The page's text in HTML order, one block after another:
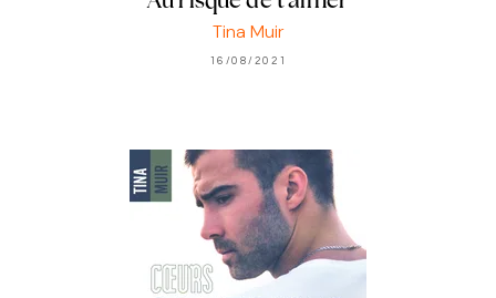
Tina Muir
16/08/2021